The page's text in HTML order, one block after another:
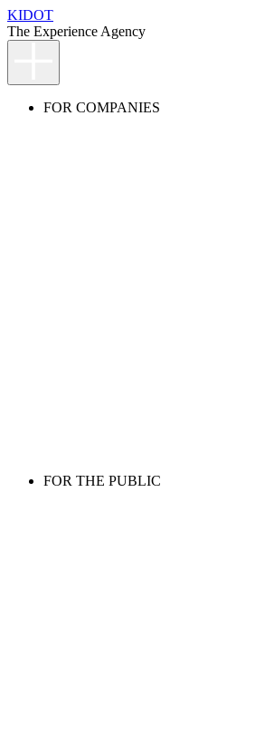
KIDOT
The Experience Agency
FOR COMPANIES
FOR THE PUBLIC